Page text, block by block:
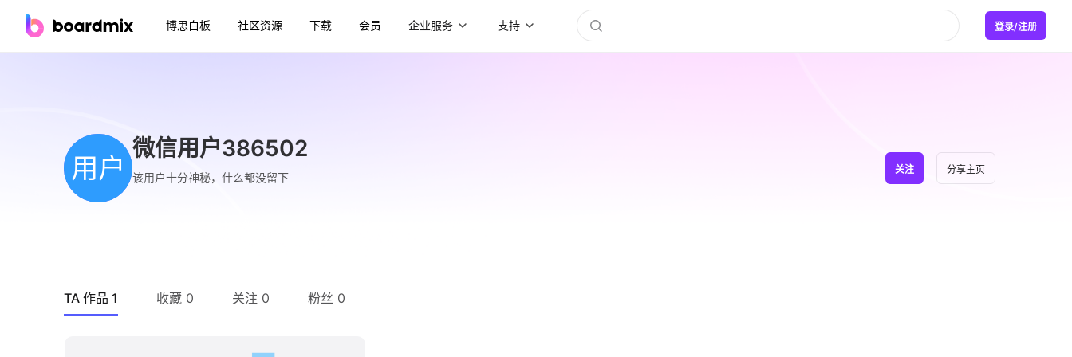
博思白板 社区资源 下载 会员 企业服务 支持 登录/注册
用户
微信用户386502
该用户十分神秘，什么都没留下
关注 分享主页
TA 作品 1 收藏 0 关注 0 粉丝 0